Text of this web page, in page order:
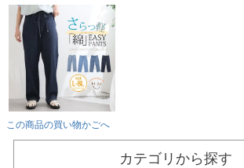
この商品の買い物かごへ
カテゴリから探す